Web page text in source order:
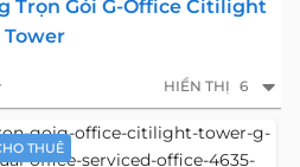
Trọn Gói G-Office Citilight
Tower
HIỂN THỊ 6
THUÊ